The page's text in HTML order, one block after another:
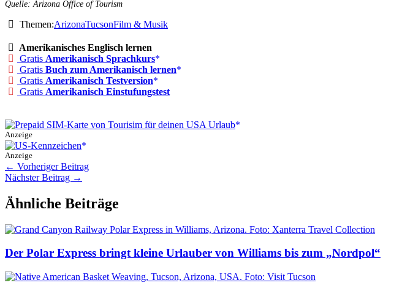
Quelle: Arizona Office of Tourism
Themen:ArizonaTucsonFilm & Musik
Amerikanisches Englisch lernen
Gratis Amerikanisch Sprachkurs
Gratis Buch zum Amerikanisch lernen
Gratis Amerikanisch Testversion
Gratis Amerikanisch Einstufungstest
Anzeige
Anzeige
← Vorheriger Beitrag
Nächster Beitrag →
Ähnliche Beiträge
Der Polar Express bringt kleine Urlauber von Williams bis zum „Nordpol“